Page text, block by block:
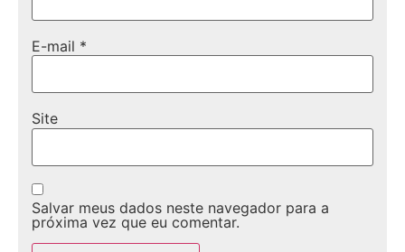
E-mail *
Site
Salvar meus dados neste navegador para a
próxima vez que eu comentar.